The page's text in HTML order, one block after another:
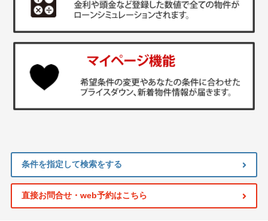
条件を指定して検索をする
直接お問合せ・web予約はこちら